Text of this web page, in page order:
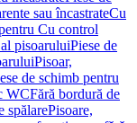
sau încastrateCu
Cu control
pisoaruluiPiese de
Pisoar,
de schimb pentru
WCFără bordură de
spălarePisoare,